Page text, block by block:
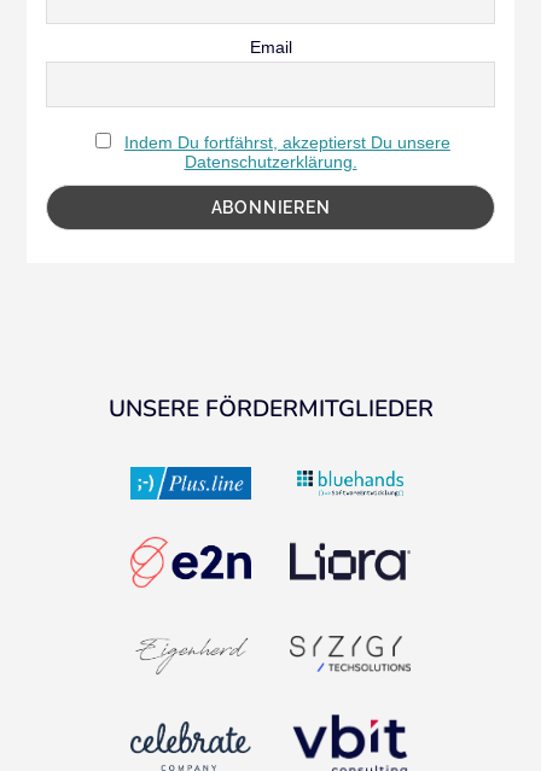
Email
Indem Du fortfährst, akzeptierst Du unsere
Datenschutzerklärung.
UNSERE FÖRDERMITGLIEDER